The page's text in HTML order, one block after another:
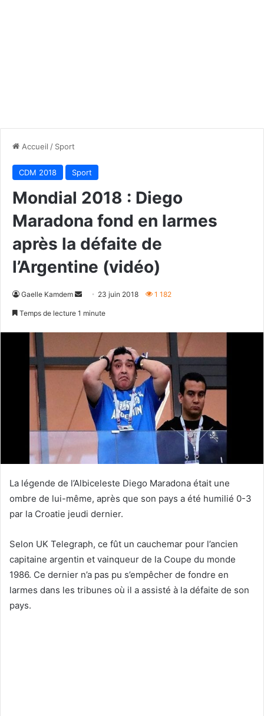
Accueil / Sport
CDM 2018 Sport
Mondial 2018 : Diego
Maradona fond en larmes
après la défaite de
l’Argentine (vidéo)
Gaelle Kamdem
Envoyer23 juin 2018 1 182
Temps de lecture 1 minute
La légende de l’Albiceleste Diego Maradona était une
ombre de lui-même, après que son pays a été humilié 0-3
par la Croatie jeudi dernier.
Selon UK Telegraph, ce fût un cauchemar pour l’ancien
capitaine argentin et vainqueur de la Coupe du monde
1986. Ce dernier n’a pas pu s’empêcher de fondre en
larmes dans les tribunes où il a assisté à la défaite de son
pays.